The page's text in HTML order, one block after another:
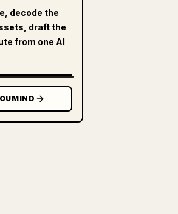
decode the
draft the
from one AI